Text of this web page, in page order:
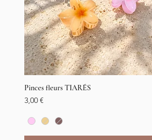
Aperçu rapide
Pinces fleurs TIARÉS
Prix
3,00 €